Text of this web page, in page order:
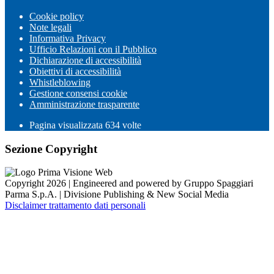
Cookie policy
Note legali
Informativa Privacy
Ufficio Relazioni con il Pubblico
Dichiarazione di accessibilità
Obiettivi di accessibilità
Whistleblowing
Gestione consensi cookie
Amministrazione trasparente
Pagina visualizzata 634 volte
Sezione Copyright
Copyright 2026 | Engineered and powered by Gruppo Spaggiari
Parma S.p.A. | Divisione Publishing & New Social Media
Disclaimer trattamento dati personali